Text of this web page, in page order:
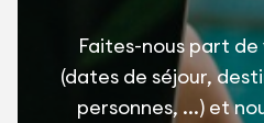
Faites-nous part
(dates de séjour,
personnes, ...) et